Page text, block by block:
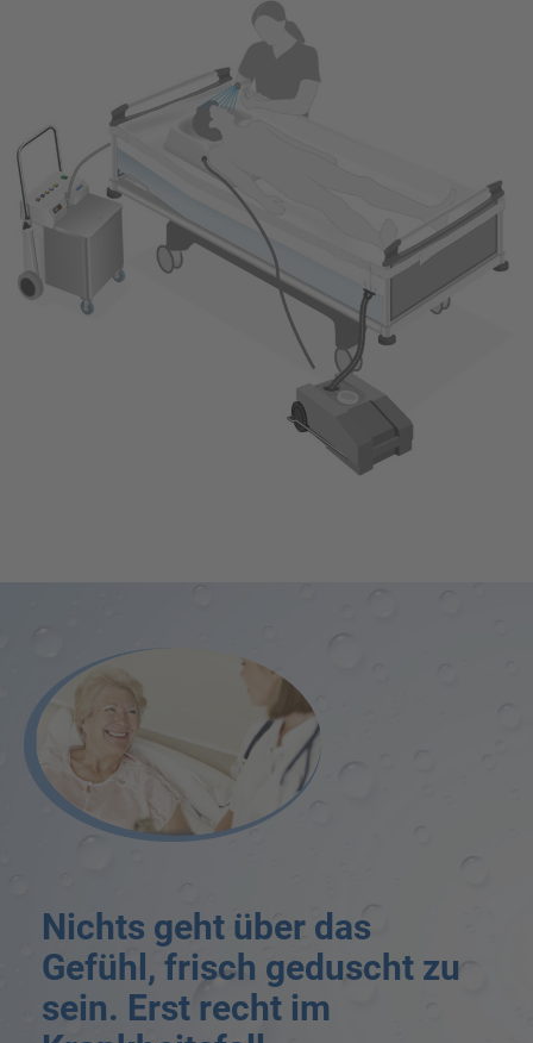
Nichts geht über das
Gefühl, frisch geduscht zu
sein. Erst recht im